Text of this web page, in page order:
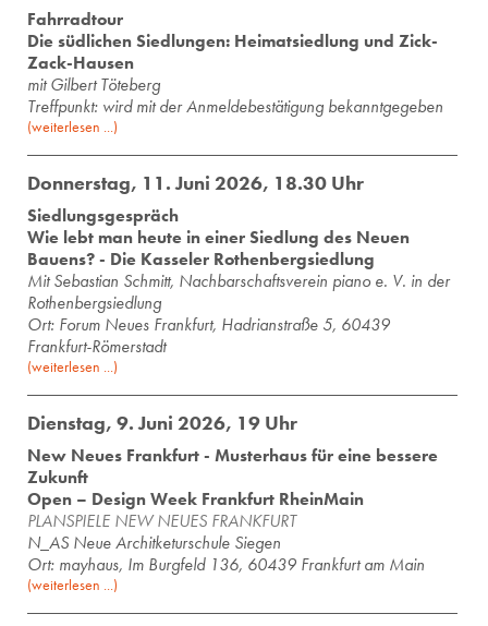
Fahrradtour
Die südlichen Siedlungen: Heimatsiedlung und Zick-
Zack-Hausen
mit Gil­bert Tö­te­berg
Treffpunkt: wird mit der Anmeldebestätigung bekanntgegeben
(weiterlesen ...)
Donnerstag, 11. Juni 2026, 18.30 Uhr
Siedlungsgespräch
Wie lebt man heute in einer Siedlung des Neuen
Bauens? - Die Kasseler Rothenbergsiedlung
Mit Se­bas­ti­an Schmitt, Nach­bar­schafts­ver­ein piano e. V. in der
Ro­then­berg­sied­lung
Ort: Forum Neues Frankfurt, Hadrianstraße 5, 60439
Frankfurt-Römerstadt
(weiterlesen ...)
Dienstag, 9. Juni 2026, 19 Uhr
New Neues Frankfurt - Musterhaus für eine bessere
Zukunft
Open – Design Week Frankfurt RheinMain
PLANSPIELE NEW NEUES FRANKFURT
N_AS Neue Architketurschule Siegen
Ort: mayhaus, Im Burgfeld 136, 60439 Frankfurt am Main
(weiterlesen ...)